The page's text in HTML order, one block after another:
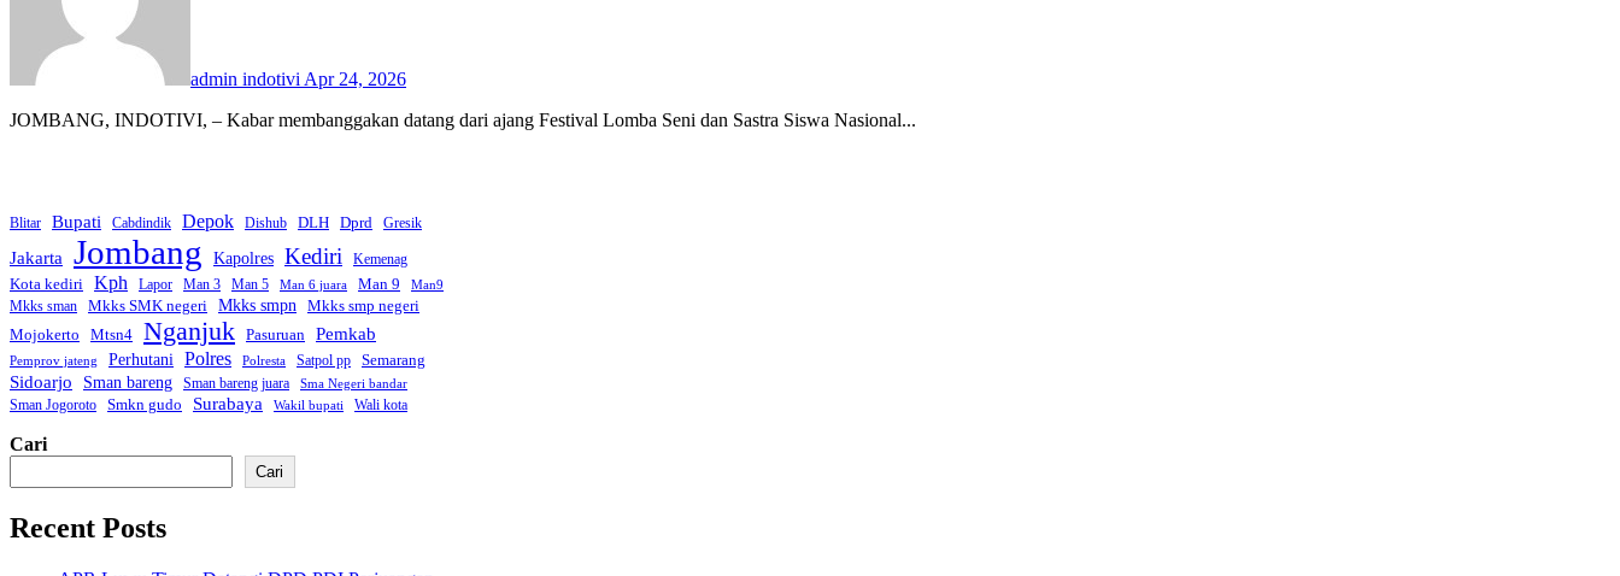
admin indotivi Apr 24, 2026
JOMBANG, INDOTIVI, – Kabar membanggakan datang dari ajang Festival Lomba Seni dan Sastra Siswa Nasional...
Blitar Bupati Cabdindik Depok Dishub DLH Dprd Gresik
Jakarta Jombang Kapolres Kediri Kemenag
Kota kediri Kph Lapor Man 3 Man 5 Man 6 juara Man 9 Man9
Mkks sman Mkks SMK negeri Mkks smpn Mkks smp negeri
Mojokerto Mtsn4 Nganjuk Pasuruan Pemkab
Pemprov jateng Perhutani Polres Polresta Satpol pp Semarang
Sidoarjo Sman bareng Sman bareng juara Sma Negeri bandar
Sman Jogoroto Smkn gudo Surabaya Wakil bupati Wali kota
Cari
Cari
Recent Posts